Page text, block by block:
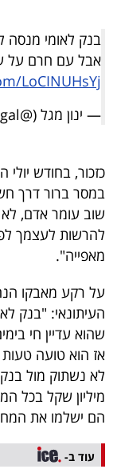
שיתופי
פעולה
ניוזלטרים
מייל
פרסמו
באייס
עקבו
אחרינו:
בנק לאומי מנסה
אבל עם חרם על ערוץ 14 זה
LoCINUHsYj
— ינון מגל (@YinonMagal)
כזכור, בחודש יולי
שוב עומר אדם,
להרשות לעצמך
מאפייה".
על רקע מאבקו
העיתונאי: "בנק
שהוא עדיין חי
אז הוא טועה
הם ישלמו את
עוד ב-